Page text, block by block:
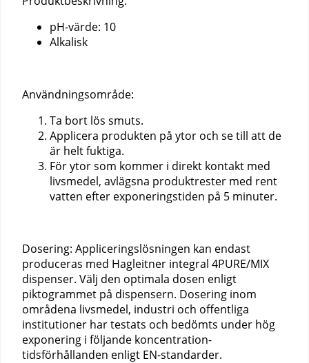
pH-värde: 10
Alkalisk
Användningsområde:
Ta bort lös smuts.
Applicera produkten på ytor och se till att de
är helt fuktiga.
För ytor som kommer i direkt kontakt med
livsmedel, avlägsna produktrester med rent
vatten efter exponeringstiden på 5 minuter.
Dosering: Appliceringslösningen kan endast
produceras med Hagleitner integral 4PURE/MIX
dispenser. Välj den optimala dosen enligt
piktogrammet på dispensern. Dosering inom
områdena livsmedel, industri och offentliga
institutioner har testats och bedömts under hög
exponering i följande koncentration-
tidsförhållanden enligt EN-standarder.